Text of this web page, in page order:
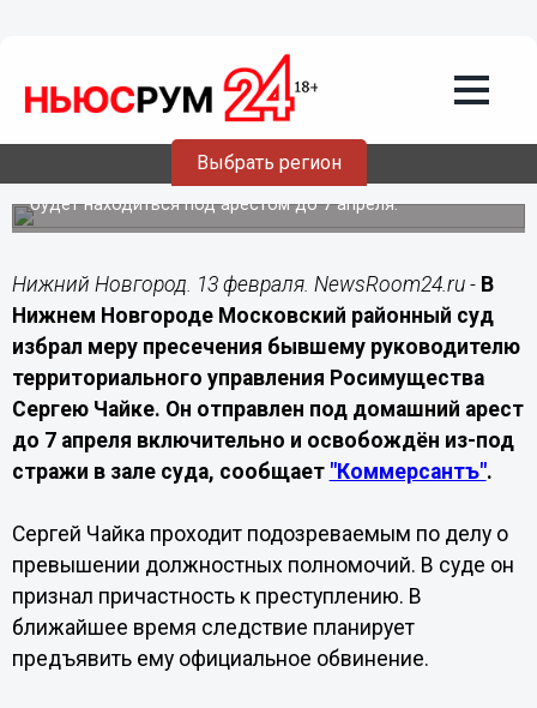
Выбрать регион
13.02.202617:40
В Нижнем экс-главу Росимущества
Чайку отправили под домашний арест
Подозреваемый по делу о превышении полномочий
будет находиться под арестом до 7 апреля.
Нижний Новгород. 13 февраля. NewsRoom24.ru - В
Нижнем Новгороде Московский районный суд
избрал меру пресечения бывшему руководителю
территориального управления Росимущества
Сергею Чайке. Он отправлен под домашний арест
до 7 апреля включительно и освобождён из-под
стражи в зале суда, сообщает "Коммерсантъ".
Сергей Чайка проходит подозреваемым по делу о
превышении должностных полномочий. В суде он
признал причастность к преступлению. В
ближайшее время следствие планирует
предъявить ему официальное обвинение.